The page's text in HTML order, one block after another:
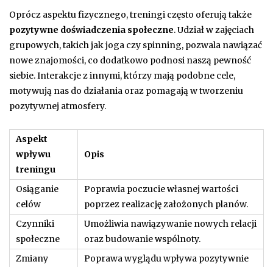
Oprócz aspektu fizycznego, treningi często oferują także
pozytywne doświadczenia społeczne. Udział w zajęciach
grupowych, takich jak joga czy spinning, pozwala nawiązać
nowe znajomości, co dodatkowo podnosi naszą pewność
siebie. Interakcje z innymi, którzy mają podobne cele,
motywują nas do działania oraz pomagają w tworzeniu
pozytywnej atmosfery.
Aspekt
wpływu
treningu
Opis
Osiąganie
celów
Poprawia poczucie własnej wartości
poprzez realizację założonych planów.
Czynniki
społeczne
Umożliwia nawiązywanie nowych relacji
oraz budowanie wspólnoty.
Zmiany
Poprawa wyglądu wpływa pozytywnie